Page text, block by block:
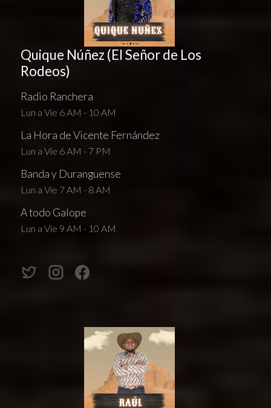
Quique Núñez (El Señor de Los
Rodeos)
Radio Ranchera
Lun a Vie 6 AM - 10 AM
La Hora de Vicente Fernández
Lun a Vie 6 AM - 7 PM
Banda y Duranguense
Lun a Vie 7 AM - 8 AM
A todo Galope
Lun a Vie 9 AM - 10 AM